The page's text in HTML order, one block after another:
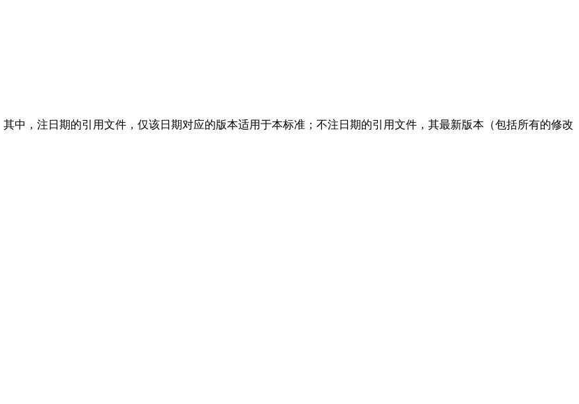
中，注日期的引用文件，仅该日期对应的版本适用于本标准；不注日期的引用文件，其最新版本（包括所有的修改